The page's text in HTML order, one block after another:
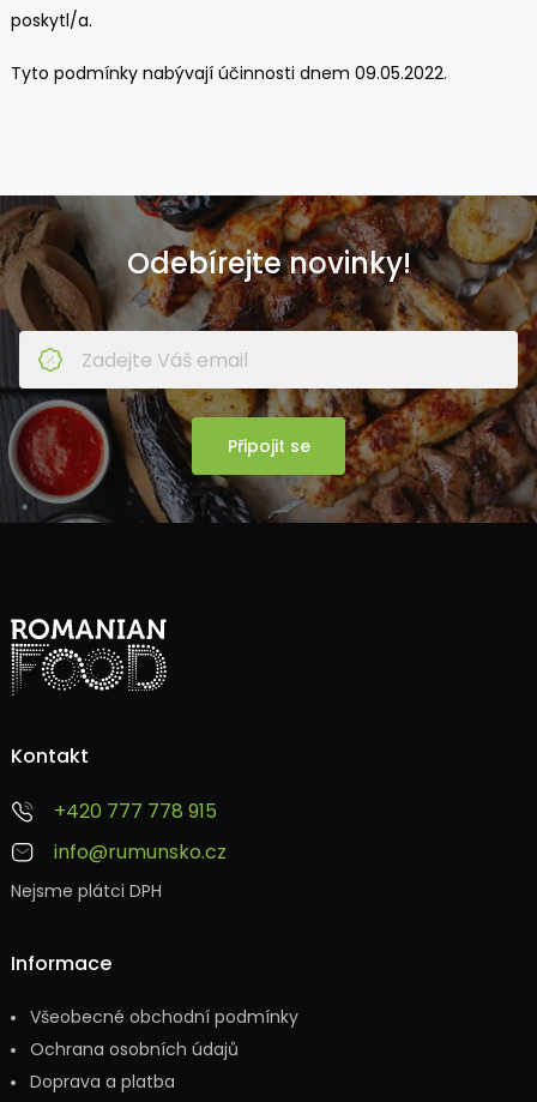
poskytl/a.
Tyto podmínky nabývají účinnosti dnem 09.05.2022.
Odebírejte novinky!
Připojit se
Informace
Všeobecné obchodní podmínky
Ochrana osobních údajů
Doprava a platba
Kontakt
+420 777 778 915
info@rumunsko.cz
Nejsme plátci DPH